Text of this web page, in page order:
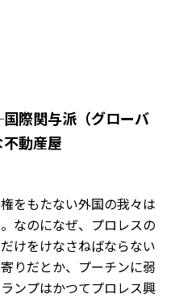
国際関与派（グローバ
動産屋
をもたない外国の我々は
なのになぜ、プロレスの
けをけなさねばならない
りだとか、プーチンに弱
ンプはかつてプロレス興